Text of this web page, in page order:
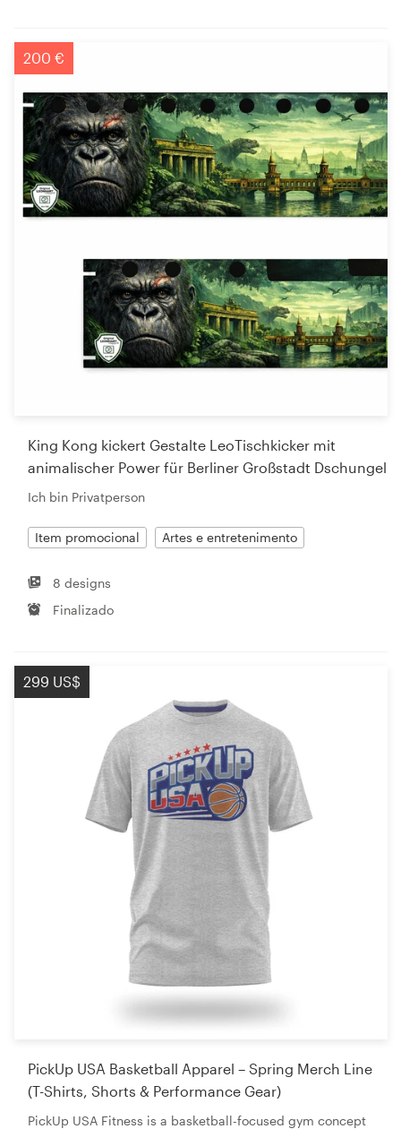
200 €
King Kong kickert Gestalte LeoTischkicker mit
animalischer Power für Berliner Großstadt Dschungel
Ich bin Privatperson
Item promocional Artes e entretenimento
8 designs
Finalizado
299 US$
PickUp USA Basketball Apparel – Spring Merch Line
(T-Shirts, Shorts & Performance Gear)
PickUp USA Fitness is a basketball-focused gym concept